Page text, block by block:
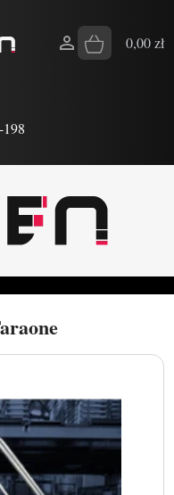
0,00 zł
